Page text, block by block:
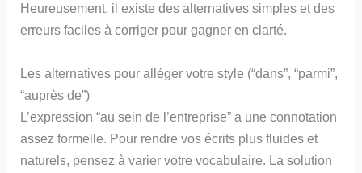
Heureusement, il existe des alternatives simples et des
erreurs faciles à corriger pour gagner en clarté.
Les alternatives pour alléger votre style (“dans”, “parmi”,
“auprès de”)
L’expression “au sein de l’entreprise” a une connotation
assez formelle. Pour rendre vos écrits plus fluides et
naturels, pensez à varier votre vocabulaire. La solution